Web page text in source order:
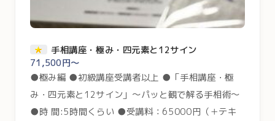
手相講座・極み・四元素と12サイン
71,500円～
●極み編 ●初級講座受講者以上 ●「手相講座・極
み・四元素と12サイン」〜パッと観で解る手相術〜
●時 間:5時間くらい ●受講料：65000円（＋テキ